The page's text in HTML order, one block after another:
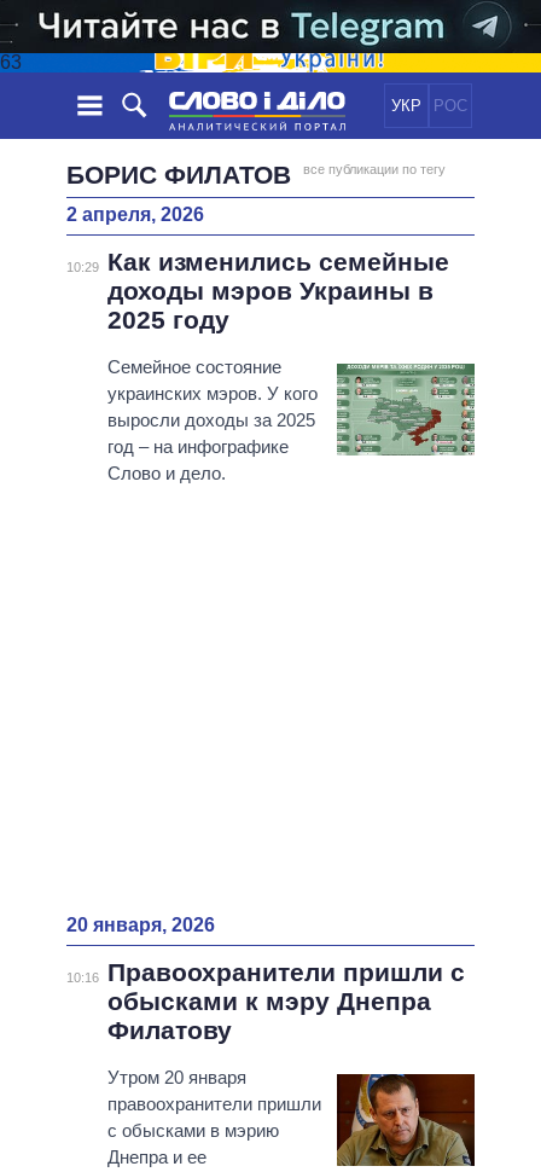
63
УКР РОС
НОВОСТИ
ЛЕНТА
СОБЫТИЯ
СТАТЬИ
МНЕНИЯ
ОБЗОРЫ
ДАЙДЖЕСТЫ
ЭКОНОМИКА
ОБЩЕСТВО
ПОЛИТИКИ
ВСЕ ПОЛИТИКИ
ПРЕЗИДЕНТ И ОФИС
ВЕРХОВНАЯ РАДА
КАБИНЕТ МИНИСТРОВ
ГЛАВЫ ОБЛАДМИНИСТРАЦИЙ
ИНФОГРАФИКА
ВИДЕО
ПОДДЕРЖАТЬ
СРАВНЕНИЕ ПОЛИТИКОВ
БОРИС ФИЛАТОВ все публикации по тегу
2 апреля, 2026
10:29
Как изменились семейные
доходы мэров Украины в
2025 году
Семейное состояние
украинских мэров. У кого
выросли доходы за 2025
год – на инфографике
Слово и дело.
20 января, 2026
10:16
Правоохранители пришли с
обысками к мэру Днепра
Филатову
Утром 20 января
правоохранители пришли
с обысками в мэрию
Днепра и ее